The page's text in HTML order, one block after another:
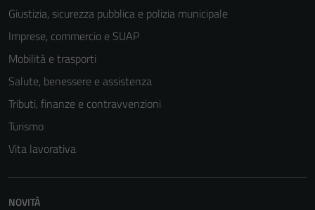
Giustizia, sicurezza pubblica e polizia municipale
Imprese, commercio e SUAP
Mobilità e trasporti
Salute, benessere e assistenza
Tributi, finanze e contravvenzioni
Turismo
Vita lavorativa
NOVITÀ